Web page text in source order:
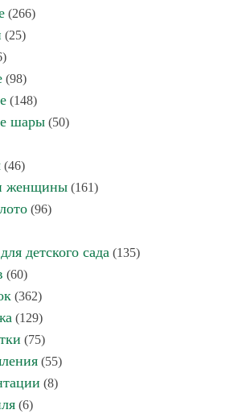
(266)
(25)
(98)
(148)
шары(50)
(46)
женщины(161)
(96)
детского сада (135)
(60)
(362)
(129)
(75)
(55)
(8)
(6)